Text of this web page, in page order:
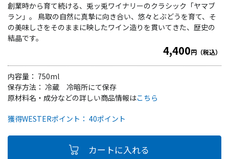
創業時から育て続ける、兎ッ兎ワイナリーのクラシック「ヤマブ
ラン」。 鳥取の自然に真摯に向き合い、悠々とぶどうを育て、そ
の美味しさをそのままに映したワイン造りを貫いてきた、歴史の
結晶です。
4,400円（税込）
内容量： 750ml
保存方法： 冷蔵 冷暗所にて保存
獲得WESTERポイント： 40ポイント
原材料名・成分などの詳しい商品情報はこちら